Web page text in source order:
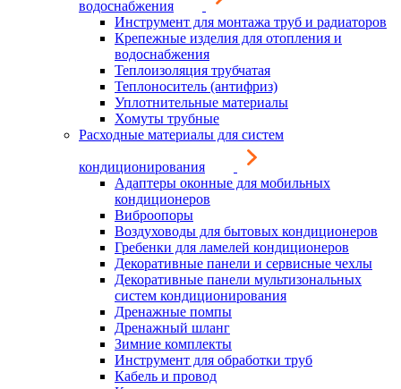
водоснабжения
Инструмент для монтажа труб и радиаторов
Крепежные изделия для отопления и
водоснабжения
Теплоизоляция трубчатая
Теплоноситель (антифриз)
Уплотнительные материалы
Хомуты трубные
Расходные материалы для систем
кондиционирования
Адаптеры оконные для мобильных
кондиционеров
Виброопоры
Воздуховоды для бытовых кондиционеров
Гребенки для ламелей кондиционеров
Декоративные панели и сервисные чехлы
Декоративные панели мультизональных
систем кондиционирования
Дренажные помпы
Дренажный шланг
Зимние комплекты
Инструмент для обработки труб
Кабель и провод